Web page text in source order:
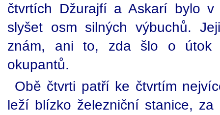
čtvrtích Džurajfí a Askarí bylo v
slyšet osm silných výbuchů.
znám, ani to, zda šlo o útok
okupantů.
Obě čtvrti patří ke čtvrtím
leží blízko železniční stanice,